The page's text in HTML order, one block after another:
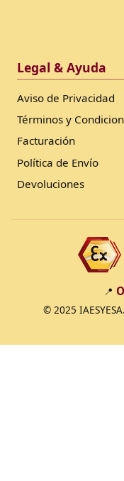
Legal & Ayuda
Aviso de Privacidad
Términos y
Facturación
Política de Envío
Devoluciones
📍
© 2025